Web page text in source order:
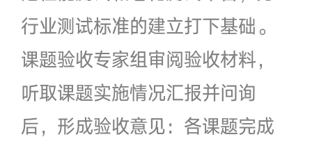
行业测试标准的建立打下基础。
课题验收专家组审阅验收材料，
听取课题实施情况汇报并问询
后，形成验收意见：各课题完成